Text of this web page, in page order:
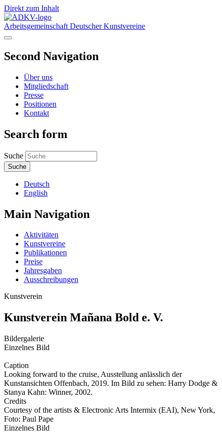
Direkt zum Inhalt
Arbeitsgemeinschaft Deutscher Kunstvereine
Second Navigation
Über uns
Mitgliedschaft
Presse
Positionen
Kontakt
Search form
Suche
Deutsch
English
Main Navigation
Aktivitäten
Kunstvereine
Publikationen
Preise
Jahresgaben
Ausschreibungen
Kunstverein
Kunstverein Mañana Bold e. V.
Bildergalerie
Einzelnes Bild
Caption
Looking forward to the cruise, Ausstellung anlässlich der
Kunstansichten Offenbach, 2019. Im Bild zu sehen: Harry Dodge &
Stanya Kahn: Winner, 2002.
Credits
Courtesy of the artists & Electronic Arts Intermix (EAI), New York,
Foto: Paul Pape
Einzelnes Bild